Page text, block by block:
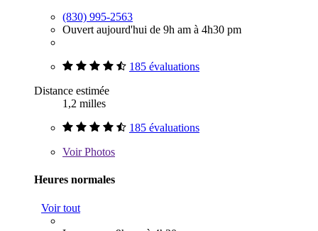
(830) 995-2563
Ouvert aujourd'hui de 9h am à 4h30 pm
185 évaluations
Distance estimée
1,2 milles
185 évaluations
VoirPhotos
Heures normales
Voir tout